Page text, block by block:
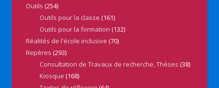
Outils (254)
Outils pour la classe (161)
Outils pour la formation (132)
Réalités de l'école inclusive (70)
Repères (293)
Consultation de Travaux de recherche, Thèses (38)
Kiosque (168)